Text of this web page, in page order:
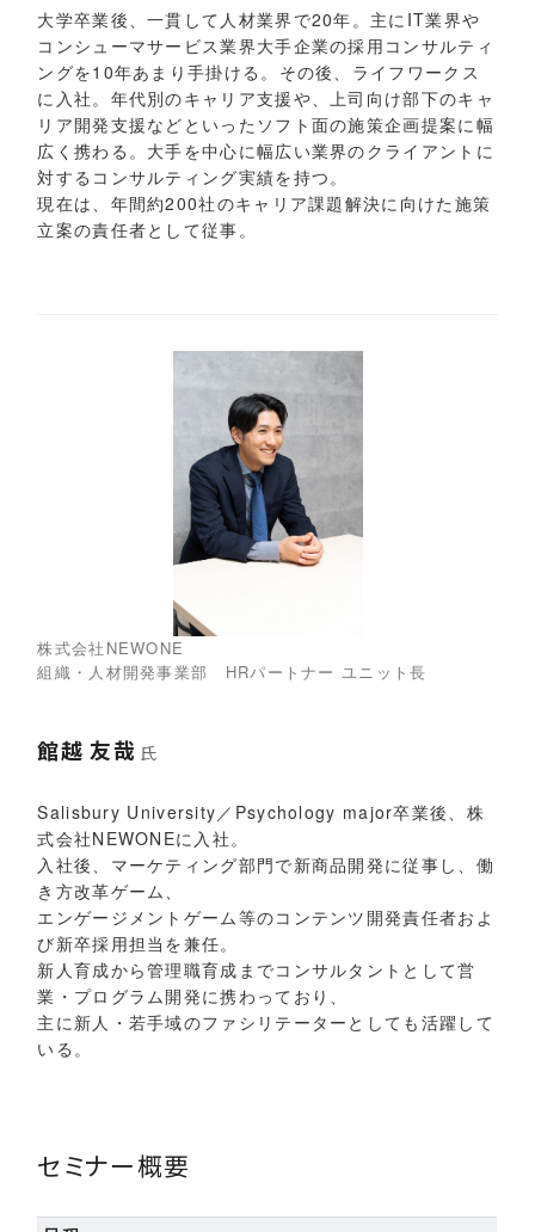
大学卒業後、一貫して人材業界で20年。主にIT業界や
コンシューマサービス業界大手企業の採用コンサルティ
ングを10年あまり手掛ける。その後、ライフワークス
に入社。年代別のキャリア支援や、上司向け部下のキャ
リア開発支援などといったソフト面の施策企画提案に幅
広く携わる。大手を中心に幅広い業界のクライアントに
対するコンサルティング実績を持つ。
現在は、年間約200社のキャリア課題解決に向けた施策
立案の責任者として従事。
株式会社NEWONE
組織・人材開発事業部 HRパートナー ユニット長
館越 友哉 氏
Salisbury University／Psychology major卒業後、株
式会社NEWONEに入社。
入社後、マーケティング部門で新商品開発に従事し、働
き方改革ゲーム、
エンゲージメントゲーム等のコンテンツ開発責任者およ
び新卒採用担当を兼任。
新人育成から管理職育成までコンサルタントとして営
業・プログラム開発に携わっており、
主に新人・若手域のファシリテーターとしても活躍して
いる。
セミナー概要